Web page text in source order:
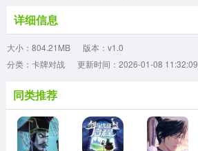
详细信息
大小：804.21MB
版本：v1.0
分类：卡牌对战
更新时间：2026-01-08 11:32:09
同类推荐